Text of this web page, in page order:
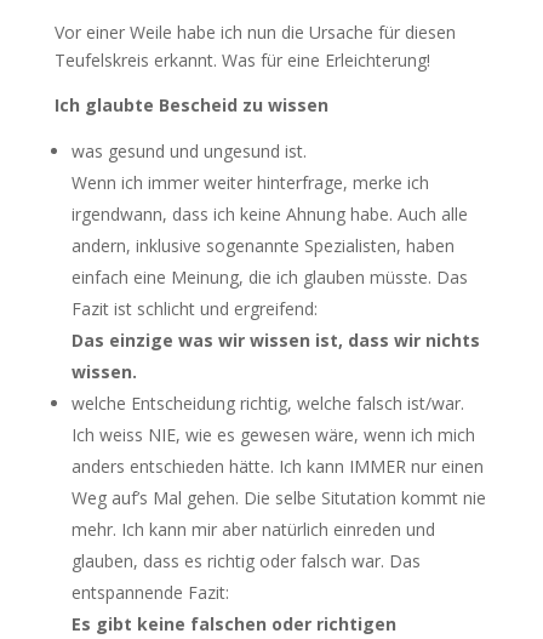
Vor einer Weile habe ich nun die Ursache für diesen
Teufelskreis erkannt. Was für eine Erleichterung!
Ich glaubte Bescheid zu wissen
was gesund und ungesund ist.
Wenn ich immer weiter hinterfrage, merke ich
irgendwann, dass ich keine Ahnung habe. Auch alle
andern, inklusive sogenannte Spezialisten, haben
einfach eine Meinung, die ich glauben müsste. Das
Fazit ist schlicht und ergreifend:
Das einzige was wir wissen ist, dass wir nichts
wissen.
welche Entscheidung richtig, welche falsch ist/war.
Ich weiss NIE, wie es gewesen wäre, wenn ich mich
anders entschieden hätte. Ich kann IMMER nur einen
Weg auf’s Mal gehen. Die selbe Situtation kommt nie
mehr. Ich kann mir aber natürlich einreden und
glauben, dass es richtig oder falsch war. Das
entspannende Fazit:
Es gibt keine falschen oder richtigen